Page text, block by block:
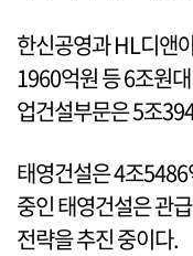
한신공영과 HL디앤
1960억원 등 6조원
업건설부문은 5조
태영건설은 4조
중인 태영건설은 관
전략을 추진 중이다.